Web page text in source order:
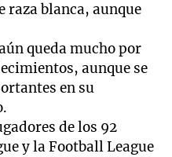
raza blanca, aunque
queda mucho por
aunque se
en su
de los 92
y la Football League